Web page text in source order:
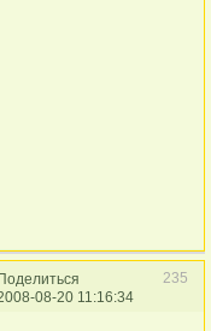
235
08-20 11:16:34